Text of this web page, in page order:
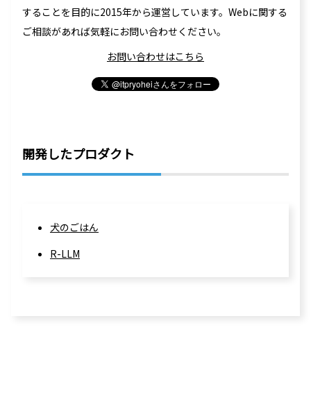
することを目的に2015年から運営しています。Webに関する
ご相談があれば気軽にお問い合わせください。
お問い合わせはこちら
開発したプロダクト
犬のごはん
R-LLM